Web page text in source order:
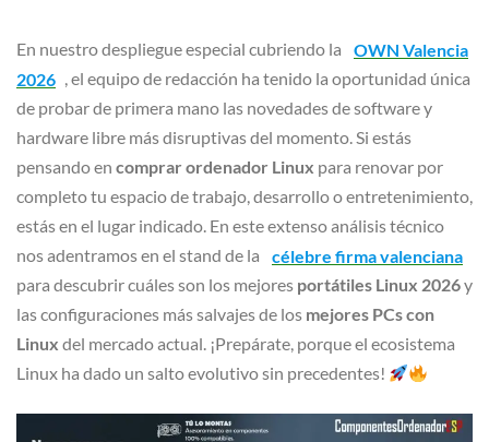
En nuestro despliegue especial cubriendo la
OWN Valencia
2026 , el equipo de redacción ha tenido la oportunidad única
de probar de primera mano las novedades de software y
hardware libre más disruptivas del momento. Si estás
pensando en comprar ordenador Linux para renovar por
completo tu espacio de trabajo, desarrollo o entretenimiento,
estás en el lugar indicado. En este extenso análisis técnico
nos adentramos en el stand de la
célebre firma valenciana
para descubrir cuáles son los mejores portátiles Linux 2026y
las configuraciones más salvajes de los mejores PCs con
Linux del mercado actual. ¡Prepárate, porque el ecosistema
Linux ha dado un salto evolutivo sin precedentes!